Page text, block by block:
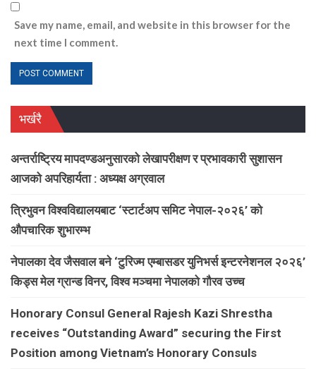
Save my name, email, and website in this browser for the
next time I comment.
भर्खरै
अन्तर्राष्ट्रिय मापदण्डअनुसारको लेखापरीक्षण र प्रभावकारी सुशासन
आजको अपरिहार्यता : अध्यक्ष अग्रवाल
त्रिभुवन विश्वविद्यालयबाट ‘स्टार्टअप समिट नेपाल-२०२६’ को
औपचारिक शुभारम्भ
नेपालका देव जैसवाल बने ‘टुरिज्म एम्बासडर युनिभर्स इन्टरनेशनल २०२६’
किड्स मेल ग्रान्ड विनर, विश्व मञ्चमा नेपालको गौरव उच्च
Honorary Consul General Rajesh Kazi Shrestha
receives “Outstanding Award” securing the First
Position among Vietnam’s Honorary Consuls